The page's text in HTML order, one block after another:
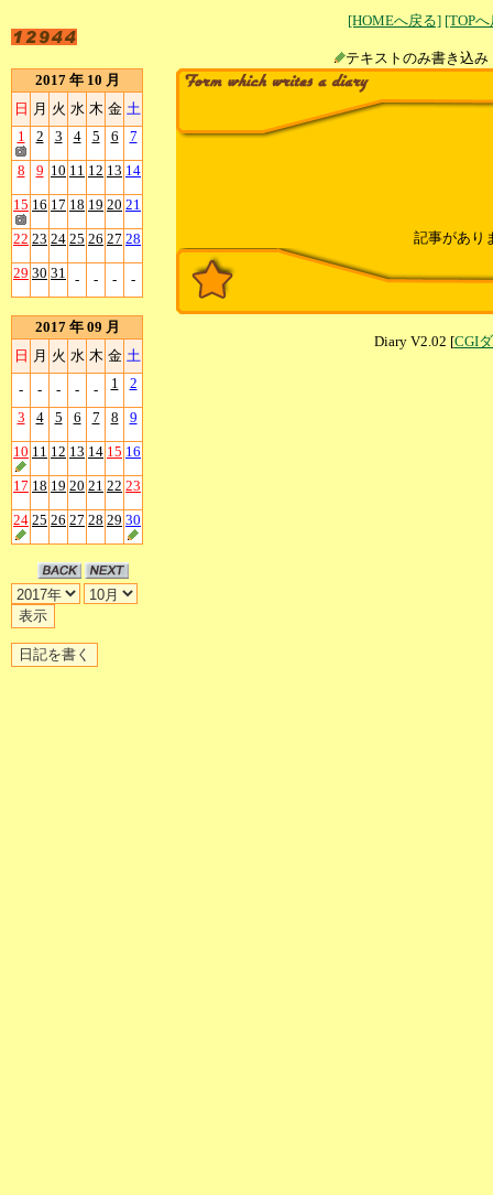
[HOMEへ戻る] [TOP
テキストのみ書
2017 年 10 月
日 月 火 水 木 金 土
1
2 3 4 5 6 7
8 9 10 11 12 13 14
15 16 17 18 19 20 21
22 23 24 25 26 27 28
29 30 31 - - - -
2017 年 09 月
日 月 火 水 木 金 土
- - - - - 1 2
3 4 5 6 7 8 9
10 11 12 13 14 15 16
17 18 19 20 21 22 23
24 25 26 27 28 29 30
記事があり
Diary V2.02 [CGI